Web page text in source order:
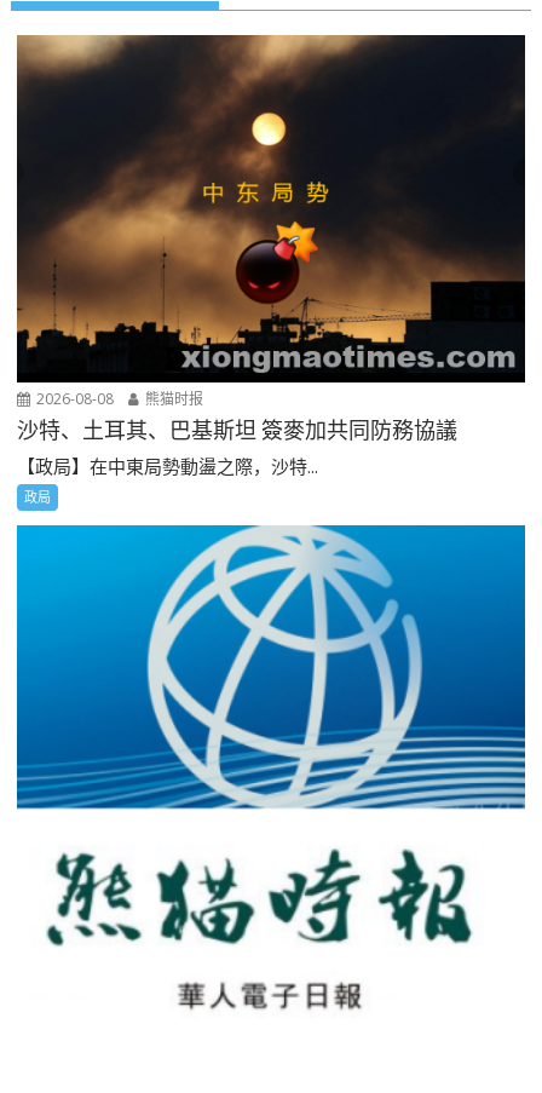
2026-08-08 熊猫时报
沙特、土耳其、巴基斯坦 簽麥加共同防務協議
【政局】在中東局勢動盪之際，沙特...
政局